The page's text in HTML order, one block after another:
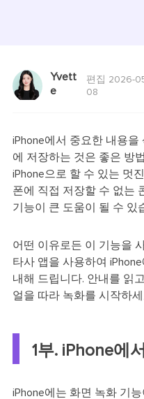
Yvett
e
편집 2026-
08
iPhone에서 중요한 내용을
에 저장하는 것은 좋은 방
iPhone으로 할 수 있는 멋
폰에 직접 저장할 수 없는
기능이 큰 도움이 될 수 있
어떤 이유로든 이 기능을
타사 앱을 사용하여
내해 드립니다. 안내를 읽
얼을 따라 녹화를 시작하세
1부. iPhone에
iPhone에는 화면 녹화 기